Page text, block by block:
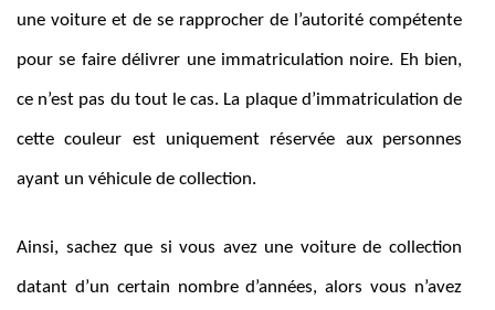
une voiture et de se rapprocher de l’autorité compétente
pour se faire délivrer une immatriculation noire. Eh bien,
ce n’est pas du tout le cas. La plaque d’immatriculation de
cette couleur est uniquement réservée aux personnes
ayant un véhicule de collection.
Ainsi, sachez que si vous avez une voiture de collection
datant d’un certain nombre d’années, alors vous n’avez